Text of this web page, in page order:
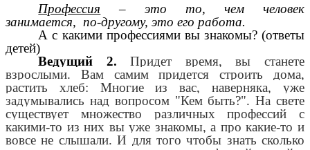
Профессия
–
это то, чем человек
занимается, по-другому, это его работа.
А с какими профессиями вы знакомы? (ответы
детей)
Ведущий 2.Придет время, вы станете
взрослыми. Вам самим придется строить дома,
растить хлеб: Многие из вас, наверняка, уже
задумывались над вопросом "Кем быть?". На свете
существует множество различных профессий с
какими-то из них вы уже знакомы, а про какие-то и
вовсе не слышали. И для того чтобы знать сколько